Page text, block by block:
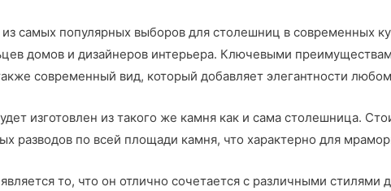
самых популярных выборов для столешниц в современных
домов и дизайнеров интерьера. Ключевыми
современный вид, который добавляет элегантности
изготовлен из такого же камня как и сама столешница.
разводов по всей площади камня, что характерно для
то, что он отлично сочетается с различными стилями